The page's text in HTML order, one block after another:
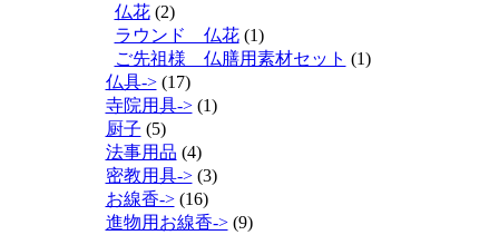
仏花(2)
ラウンド 仏花(1)
ご先祖様 仏膳用素材セット (1)
仏具->(17)
寺院用具->(1)
厨子 (5)
法事用品 (4)
密教用具->(3)
お線香->(16)
進物用お線香->(9)